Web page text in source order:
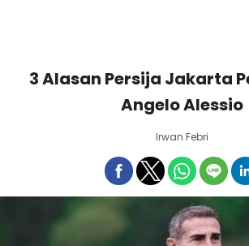
3 Alasan Persija Jakarta
Angelo Alessio
Irwan Febri